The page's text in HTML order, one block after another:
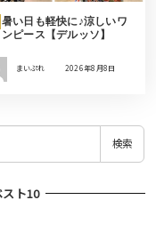
暑い日も軽快に♪涼しいワ
ンピース【デルッソ】
まいぷれ 2026年8月8日
検索
ト10